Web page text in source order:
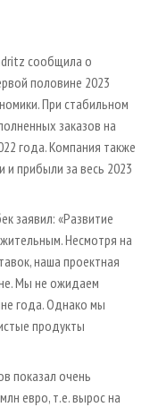
сообщила о
половине 2023
При стабильном
заказов на
года. Компания также
и прибыли за весь 2023
заявил: «Развитие
Несмотря на
наша проектная
Мы не ожидаем
года. Однако мы
продукты
показал очень
евро, т.е. вырос на